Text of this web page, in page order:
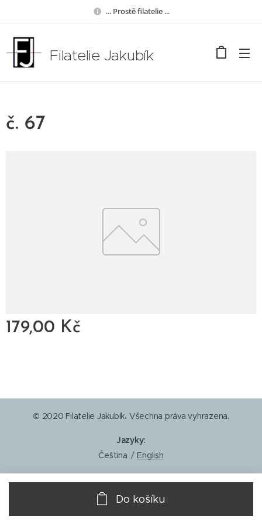
... Prostě filatelie ...
Filatelie Jakubík
č. 67
179,00 Kč
Do košíku
© 2020 Filatelie Jakubík. Všechna práva vyhrazena.
Jazyky
Čeština
English